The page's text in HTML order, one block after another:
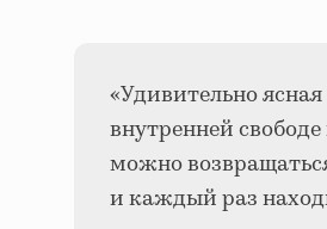
«Удивительно
внутренней
можно
и каждый раз